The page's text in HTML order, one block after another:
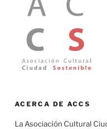
ACERCA DE ACCS
La Asociación Cultural